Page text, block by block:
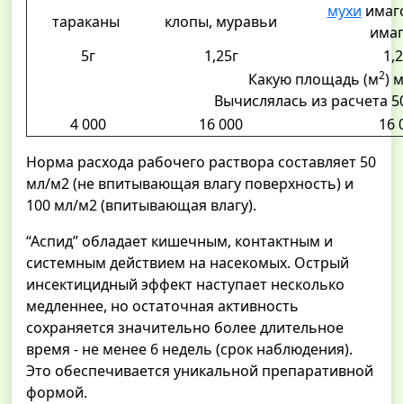
тараканы
клопы, муравьи
мухи
5г
1,25г
Какую площадь (м2)
Вычислялась из расчета
4 000
16 000
16
Норма расхода рабочего раствора составляет 50
мл/м2 (не впитывающая влагу поверхность) и
100 мл/м2 (впитывающая влагу).
“Аспид” обладает кишечным, контактным и
системным действием на насекомых. Острый
инсектицидный эффект наступает несколько
медленнее, но остаточная активность
сохраняется значительно более длительное
время - не менее 6 недель (срок наблюдения).
Это обеспечивается уникальной препаративной
формой.